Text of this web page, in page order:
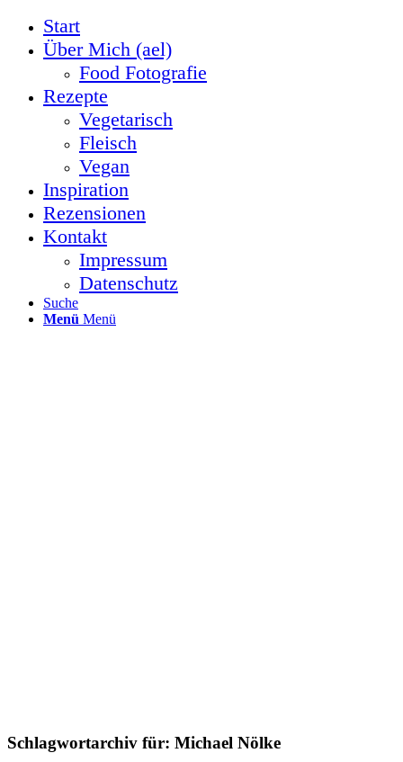
Start
Über Mich (ael)
Food Fotografie
Rezepte
Vegetarisch
Fleisch
Vegan
Inspiration
Rezensionen
Kontakt
Impressum
Datenschutz
Suche
Menü Menü
Schlagwortarchiv für: Michael Nölke